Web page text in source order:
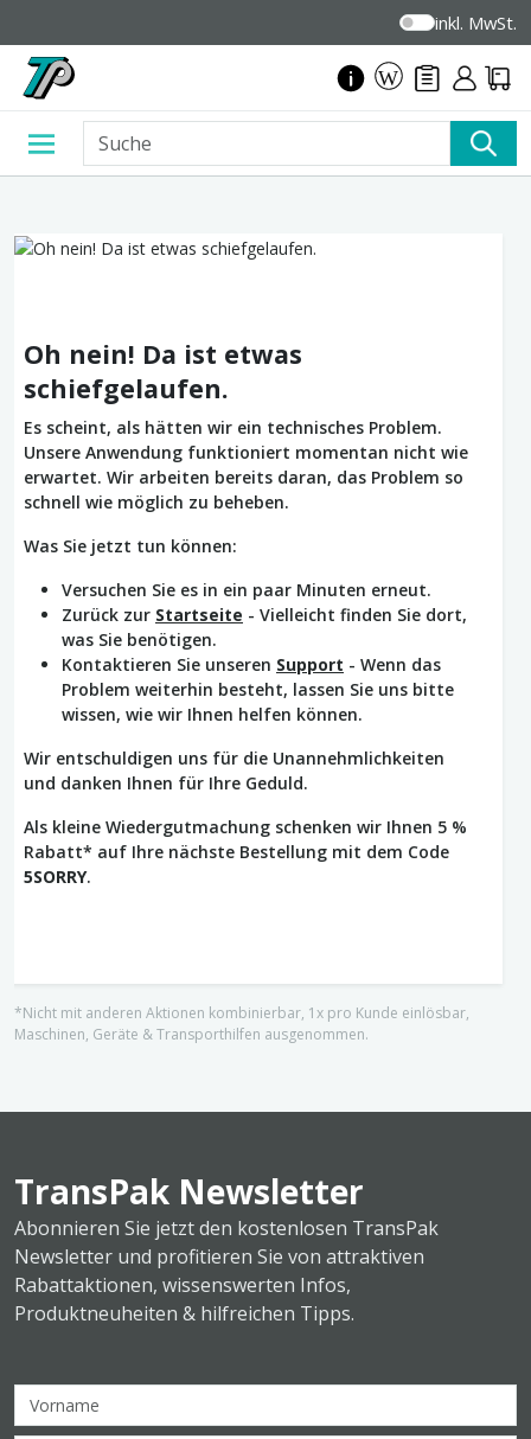
inkl. MwSt.
Oh nein! Da ist etwas
schiefgelaufen.
Es scheint, als hätten wir ein technisches Problem.
Unsere Anwendung funktioniert momentan nicht wie
erwartet. Wir arbeiten bereits daran, das Problem so
schnell wie möglich zu beheben.
Was Sie jetzt tun können:
Versuchen Sie es in ein paar Minuten erneut.
Zurück zur Startseite - Vielleicht finden Sie dort,
was Sie benötigen.
Kontaktieren Sie unseren Support - Wenn das
Problem weiterhin besteht, lassen Sie uns bitte
wissen, wie wir Ihnen helfen können.
Wir entschuldigen uns für die Unannehmlichkeiten
und danken Ihnen für Ihre Geduld.
Als kleine Wiedergutmachung schenken wir Ihnen 5 %
Rabatt* auf Ihre nächste Bestellung mit dem Code
5SORRY.
*Nicht mit anderen Aktionen kombinierbar, 1x pro Kunde einlösbar,
Maschinen, Geräte & Transporthilfen ausgenommen.
TransPak Newsletter
Abonnieren Sie jetzt den kostenlosen TransPak
Newsletter und profitieren Sie von attraktiven
Rabattaktionen, wissenswerten Infos,
Produktneuheiten & hilfreichen Tipps.